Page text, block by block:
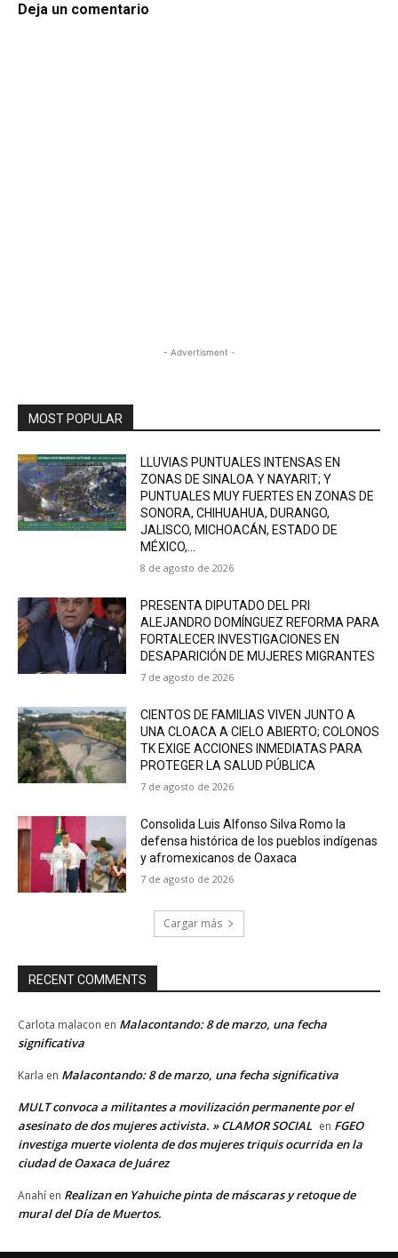
Deja un comentario
- Advertisment -
MOST POPULAR
LLUVIAS PUNTUALES INTENSAS EN
ZONAS DE SINALOA Y NAYARIT; Y
PUNTUALES MUY FUERTES EN ZONAS DE
SONORA, CHIHUAHUA, DURANGO,
JALISCO, MICHOACÁN, ESTADO DE
MÉXICO,...
8 de agosto de 2026
PRESENTA DIPUTADO DEL PRI
ALEJANDRO DOMÍNGUEZ REFORMA PARA
FORTALECER INVESTIGACIONES EN
DESAPARICIÓN DE MUJERES MIGRANTES
7 de agosto de 2026
CIENTOS DE FAMILIAS VIVEN JUNTO A
UNA CLOACA A CIELO ABIERTO; COLONOS
TK EXIGE ACCIONES INMEDIATAS PARA
PROTEGER LA SALUD PÚBLICA
7 de agosto de 2026
Consolida Luis Alfonso Silva Romo la
defensa histórica de los pueblos indígenas
y afromexicanos de Oaxaca
7 de agosto de 2026
Cargar más
RECENT COMMENTS
Carlota malacon en Malacontando: 8 de marzo, una fecha
significativa
Karla en Malacontando: 8 de marzo, una fecha significativa
MULT convoca a militantes a movilización permanente por el
asesinato de dos mujeres activista. » CLAMOR SOCIAL en FGEO
investiga muerte violenta de dos mujeres triquis ocurrida en la
ciudad de Oaxaca de Juárez
Anahí en Realizan en Yahuiche pinta de máscaras y retoque de
mural del Día de Muertos.